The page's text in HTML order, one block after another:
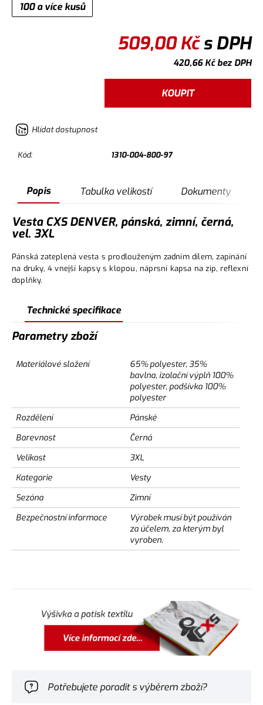
100 a více kusů
509,00Kčs DPH
420,66Kčbez DPH
KOUPIT
Hlídat dostupnost
Kód: 1310-004-800-97
Popis Tabulka velikostí Dokumenty
Vesta CXS DENVER, pánská, zimní, černá,
vel. 3XL
Pánská zateplená vesta s prodlouženým zadním dílem, zapínání
na druky, 4 vnejší kapsy s klopou, náprsní kapsa na zip, reflexní
doplňky.
Technické specifikace
Parametry zboží
Materiálové složení
65% polyester, 35%
bavlna, izolační výplň 100%
polyester, podšívka 100%
polyester
Rozdělení
Pánské
Barevnost
Černá
Velikost
3XL
Kategorie
Vesty
Sezóna
Zimní
Bezpečnostní informace
Výrobek musí být používán
za účelem, za kterým byl
vyroben.
Potřebujete poradit s výběrem zboží?